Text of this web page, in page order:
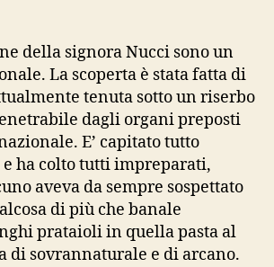
bianco
(sulla
tovaglia)
della signora Nucci sono un
La scoperta è stata fatta di
tenuta sotto un riserbo
dagli organi preposti
E’ capitato tutto
ha colto tutti impreparati,
aveva da sempre sospettato
di più che banale
prataioli in quella pasta al
di sovrannaturale e di arcano.